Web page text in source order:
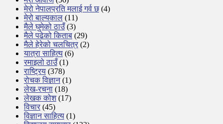
मेरो नेपालप्रति मलाई गर्व छ(4)
मेरो बाल्यकाल (11)
मैले घुमेको ठाउँ(3)
मैले पढेको किताब (29)
मैले हेरेको चलचित्र (2)
यात्रा साहित्य (6)
रमाइलो ठाउँ(1)
राष्ट्रिय (378)
रोचक विज्ञान(1)
लेख-रचना (18)
लेखक कोश(17)
विचार (45)
विज्ञान साहित्य (1)